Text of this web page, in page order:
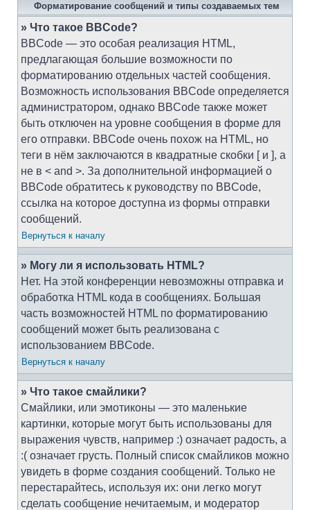
Форматирование сообщений и типы создаваемых тем
» Что такое BBCode?
BBCode — это особая реализация HTML,
предлагающая большие возможности по
форматированию отдельных частей сообщения.
Возможность использования BBCode определяется
администратором, однако BBCode также может
быть отключен на уровне сообщения в форме для
его отправки. BBCode очень похож на HTML, но
теги в нём заключаются в квадратные скобки [ и ], а
не в < and >. За дополнительной информацией о
BBCode обратитесь к руководству по BBCode,
ссылка на которое доступна из формы отправки
сообщений.
Вернуться к началу
» Могу ли я использовать HTML?
Нет. На этой конференции невозможны отправка и
обработка HTML кода в сообщениях. Большая
часть возможностей HTML по форматированию
сообщений может быть реализована с
использованием BBCode.
Вернуться к началу
» Что такое смайлики?
Смайлики, или эмотиконы — это маленькие
картинки, которые могут быть использованы для
выражения чувств, например :) означает радость, а
:( означает грусть. Полный список смайликов можно
увидеть в форме создания сообщений. Только не
перестарайтесь, используя их: они легко могут
сделать сообщение нечитаемым, и модератор